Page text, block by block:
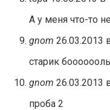
А у меня что-то
gnom 26.03.2013
старик
gnom 26.03.2013
проба 2